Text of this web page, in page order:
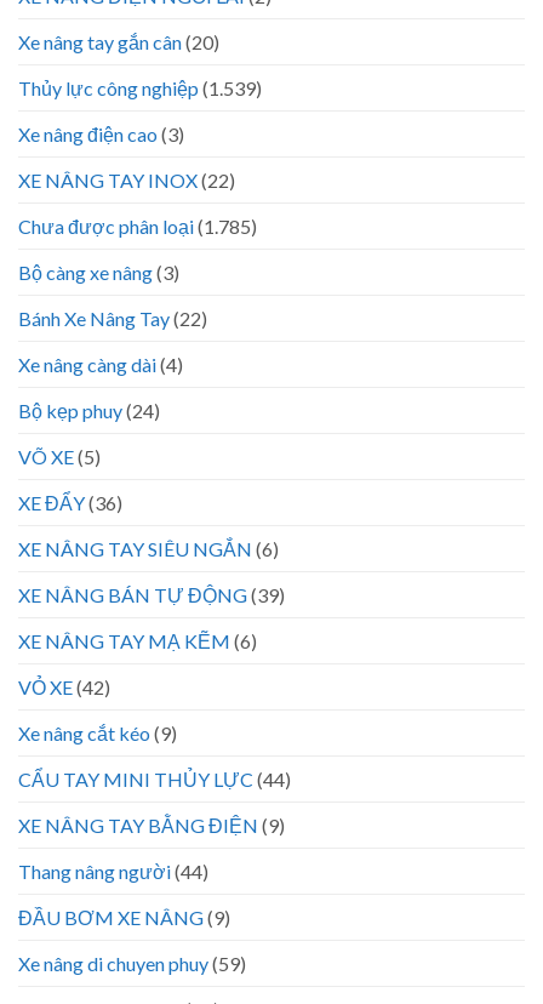
Xe nâng tay gắn cân(20)
Thủy lực công nghiệp (1.539)
Xe nâng điện cao (3)
XE NÂNG TAY INOX(22)
Chưa được phân loại(1.785)
Bộ càng xe nâng(3)
Bánh Xe Nâng Tay(22)
Xe nâng càng dài(4)
Bộ kẹp phuy(24)
VÕ XE(5)
XE ĐẨY(36)
XE NÂNG TAY SIÊU NGẮN (6)
XE NÂNG BÁN TỰ ĐỘNG(39)
XE NÂNG TAY MẠ KẼM (6)
VỎ XE(42)
Xe nâng cắt kéo (9)
CẨU TAY MINI THỦY LỰC (44)
XE NÂNG TAY BẰNG ĐIỆN (9)
Thang nâng người(44)
ĐẦU BƠM XE NÂNG(9)
Xe nâng di chuyen phuy(59)